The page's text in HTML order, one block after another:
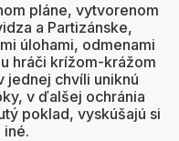
pláne, vytvorenom
a Partizánske,
úlohami, odmenami
hráči krížom-krážom
jednej chvíli uniknú
v ďalšej ochránia
poklad, vyskúšajú si